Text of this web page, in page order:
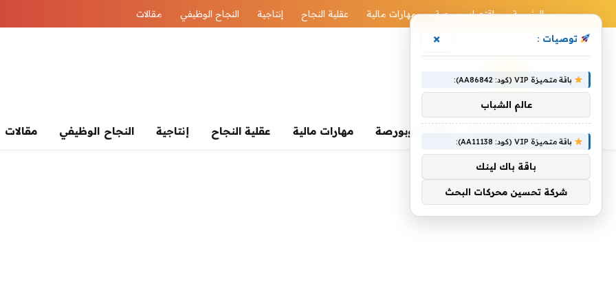
الرئيسية اقتصاد وبورصة مهارات مالية عقلية النجاح إنتاجية النجاح الوظيفي مقالات
اقتصاد وبورصة مهارات مالية عقلية النجاح إنتاجية النجاح الوظيفي مقالات
توصيات : ×
باقة متميزة VIP (كود: AA86842):
عالم الشباب
باقة متميزة VIP (كود: AA11138):
باقة باك لينك
شركة تحسين محركات البحث